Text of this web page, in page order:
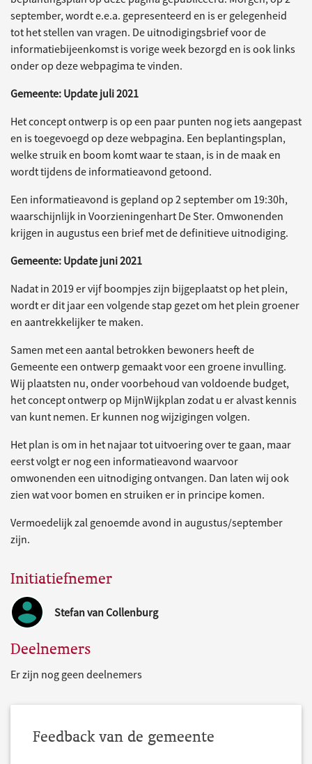
september, wordt e.e.a. gepresenteerd en is er gelegenheid
tot het stellen van vragen. De uitnodigingsbrief voor de
informatiebijeenkomst is vorige week bezorgd en is ook links
onder op deze webpagima te vinden.
Gemeente: Update juli 2021
Het concept ontwerp is op een paar punten nog iets aangepast
en is toegevoegd op deze webpagina. Een beplantingsplan,
welke struik en boom komt waar te staan, is in de maak en
wordt tijdens de informatieavond getoond.
Een informatieavond is gepland op 2 september om 19:30h,
waarschijnlijk in Voorzieningenhart De Ster. Omwonenden
krijgen in augustus een brief met de definitieve uitnodiging.
Gemeente: Update juni 2021
Nadat in 2019 er vijf boompjes zijn bijgeplaatst op het plein,
wordt er dit jaar een volgende stap gezet om het plein groener
en aantrekkelijker te maken.
Samen met een aantal betrokken bewoners heeft de
Gemeente een ontwerp gemaakt voor een groene invulling.
Wij plaatsten nu, onder voorbehoud van voldoende budget,
het concept ontwerp op MijnWijkplan zodat u er alvast kennis
van kunt nemen. Er kunnen nog wijzigingen volgen.
Het plan is om in het najaar tot uitvoering over te gaan, maar
eerst volgt er nog een informatieavond waarvoor
omwonenden een uitnodiging ontvangen. Dan laten wij ook
zien wat voor bomen en struiken er in principe komen.
Vermoedelijk zal genoemde avond in augustus/september
zijn.
Initiatiefnemer
Stefan van Collenburg
Deelnemers
Er zijn nog geen deelnemers
Feedback van de gemeente